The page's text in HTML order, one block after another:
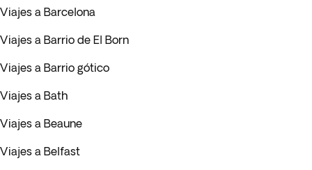
Viajes a Barcelona
Viajes a Barrio de El Born
Viajes a Barrio gótico
Viajes a Bath
Viajes a Beaune
Viajes a Belfast